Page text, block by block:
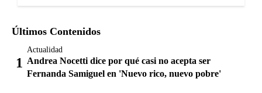
Últimos Contenidos
Actualidad
Andrea Nocetti dice por qué casi no acepta ser
Fernanda Samiguel en 'Nuevo rico, nuevo pobre'